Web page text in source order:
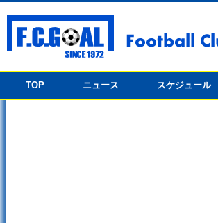
TOP ニュース スケジュール